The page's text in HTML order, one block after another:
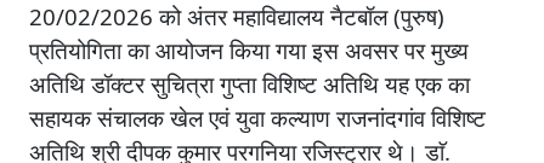
20/02/2026 को अंतर महाविद्यालय नैटबॉल (पुरुष)
प्रतियोगिता का आयोजन किया गया इस अवसर पर मुख्य
अतिथि डॉक्टर सुचित्रा गुप्ता विशिष्ट अतिथि यह एक का
सहायक संचालक खेल एवं युवा कल्याण राजनांदगांव विशिष्ट
अतिथि श्री दीपक कुमार परगनिया रजिस्ट्रार थे। डाॅ.